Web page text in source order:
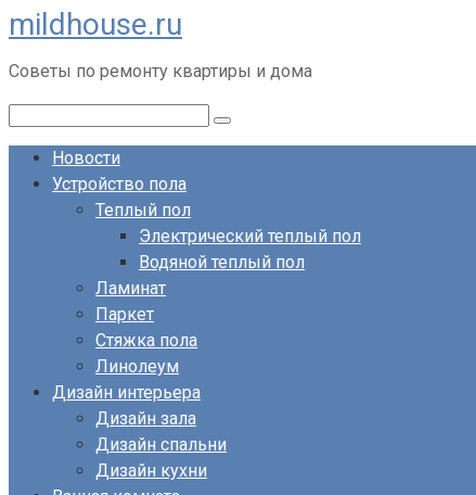
Перейти
к
контенту
mildhouse.ru
Советы по ремонту квартиры и дома
Новости
Устройство пола
Теплый пол
Электрический теплый пол
Водяной теплый пол
Ламинат
Паркет
Стяжка пола
Линолеум
Дизайн интерьера
Дизайн зала
Дизайн спальни
Дизайн кухни